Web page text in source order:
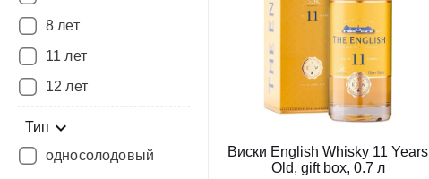
8 лет
11 лет
12 лет
Тип
односолодовый
Виски English Whisky 11 Years
Old, gift box, 0.7 л